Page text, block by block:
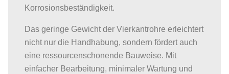
Korrosionsbeständigkeit.
Das geringe Gewicht der Vierkantrohre erleichtert
nicht nur die Handhabung, sondern fördert auch
eine ressourcenschonende Bauweise. Mit
einfacher Bearbeitung, minimaler Wartung und